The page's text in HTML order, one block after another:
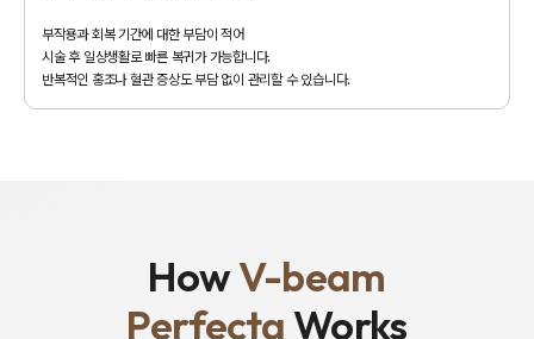
부작용과 회복 기간에 대한 부담이 적어
시술 후 일상생활로 빠른 복귀가 가능합니다.
반복적인 홍조나 혈관 증상도 부담 없이 관리할 수 있습니다.
HowV-beam
Perfecta Works